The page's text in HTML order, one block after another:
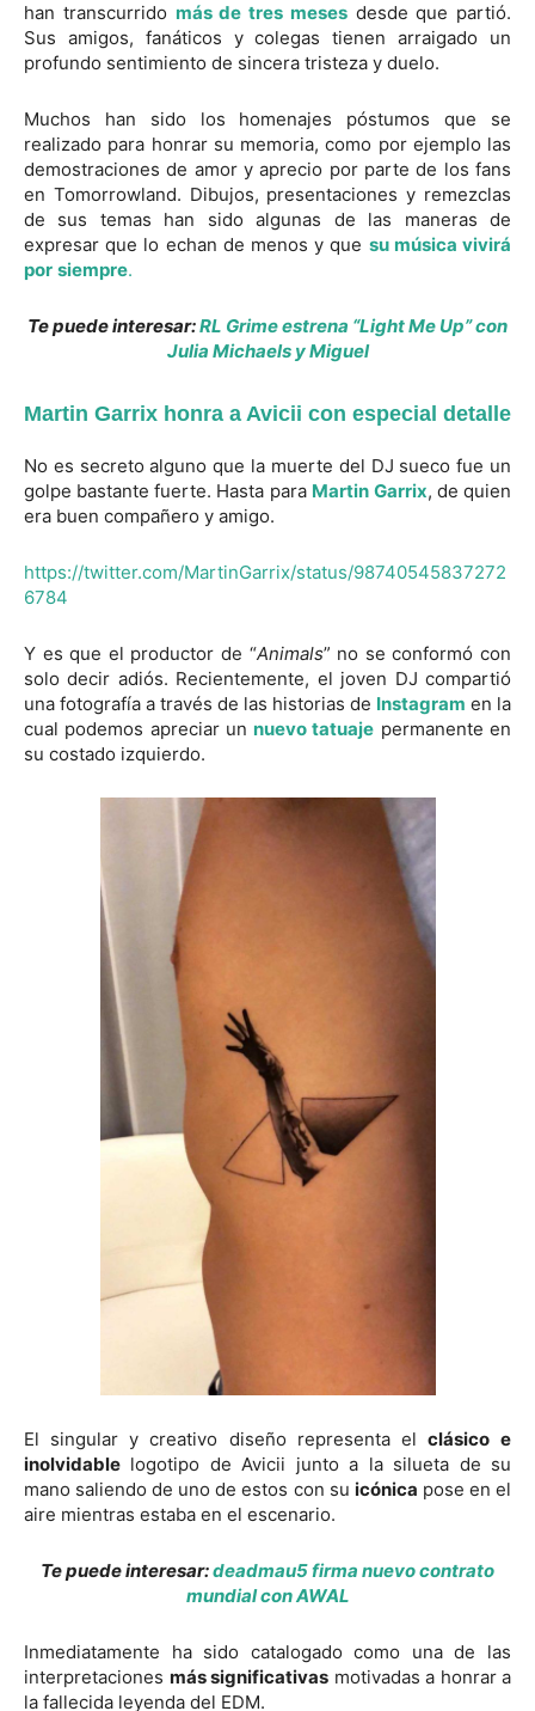
han transcurrido más de tres mesesdesde que partió.
Sus amigos, fanáticos y colegas tienen arraigado un
profundo sentimiento de sincera tristeza y duelo.
Muchos han sido los homenajes póstumos que se
realizado para honrar su memoria, como por ejemplo las
demostraciones de amor y aprecio por parte de los fans
en Tomorrowland. Dibujos, presentaciones y remezclas
de sus temas han sido algunas de las maneras de
expresar que lo echan de menos y que su música vivirá
por siempre.
Te puede interesar:RL Grime estrena “Light Me Up” con
Julia Michaels y Miguel
Martin Garrix honra a Avicii con especial detalle
No es secreto alguno que la muerte del DJ sueco fue un
golpe bastante fuerte. Hasta para Martin Garrix, de quien
era buen compañero y amigo.
https://twitter.com/MartinGarrix/status/98740545837272
6784
Y es que el productor de “Animals” no se conformó con
solo decir adiós. Recientemente, el joven DJ compartió
una fotografía a través de las historias de Instagram en la
cual podemos apreciar un nuevo tatuaje permanente en
su costado izquierdo.
El singular y creativo diseño representa el clásico e
inolvidable logotipo de Avicii junto a la silueta de su
mano saliendo de uno de estos con su icónica pose en el
aire mientras estaba en el escenario.
Te puede interesar:deadmau5 firma nuevo contrato
mundial con AWAL
Inmediatamente ha sido catalogado como una de las
interpretaciones más significativas motivadas a honrar a
la fallecida leyenda del EDM.